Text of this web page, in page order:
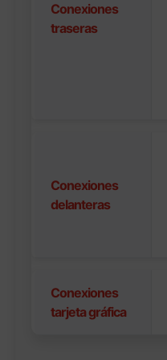
Conexiones
traseras
Conexiones
delanteras
Conexiones
tarjeta gráfica